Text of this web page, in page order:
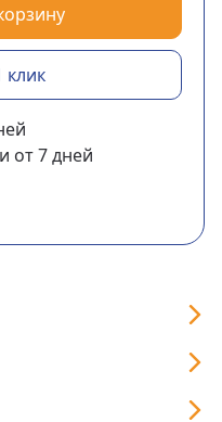
клик
от 7дней